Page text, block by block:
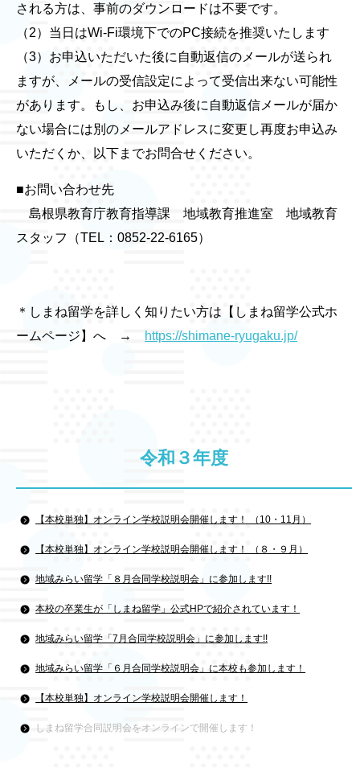
される方は、事前のダウンロードは不要です。
（2）当日はWi-Fi環境下でのPC接続を推奨いたします
（3）お申込いただいた後に自動返信のメールが送られ
ますが、メールの受信設定によって受信出来ない可能性
があります。もし、お申込み後に自動返信メールが届か
ない場合には別のメールアドレスに変更し再度お申込み
いただくか、以下までお問合せください。
■お問い合わせ先
島根県教育庁教育指導課 地域教育推進室 地域教育
スタッフ（TEL：0852-22-6165）
＊しまね留学を詳しく知りたい方は【しまね留学公式ホ
ームページ】へ →
https://shimane-ryugaku.jp/
令和３年度
【本校単独】オンライン学校説明会開催します！ （10・11月）
【本校単独】オンライン学校説明会開催します！ （８・９月）
地域みらい留学「８月合同学校説明会」に参加します!!
本校の卒業生が「しまね留学」公式HPで紹介されています！
地域みらい留学「7月合同学校説明会」に参加します!!
地域みらい留学「６月合同学校説明会」に本校も参加します！
【本校単独】オンライン学校説明会開催します！
しまね留学合同説明会をオンラインで開催します！